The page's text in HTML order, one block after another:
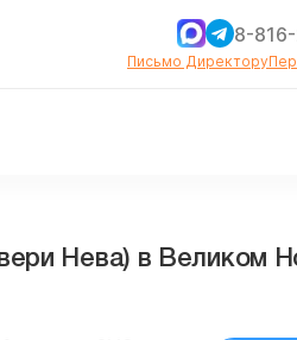
8-
Письмо Директору
Нева) в Великом